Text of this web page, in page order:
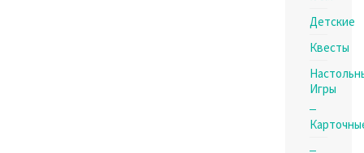
Детские
Квесты
Игры